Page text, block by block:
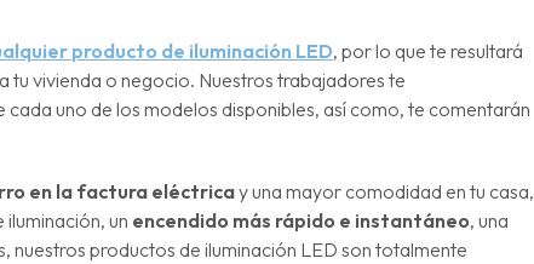
producto de iluminación LED, por lo que te resultará
tu vivienda o negocio. Nuestros trabajadores te
uno de los modelos disponibles, así como, te comentarán
en la factura eléctricay una mayor comodidad en tu casa,
un encendido más rápido e instantáneo, una
nuestros productos de iluminación LED son totalmente